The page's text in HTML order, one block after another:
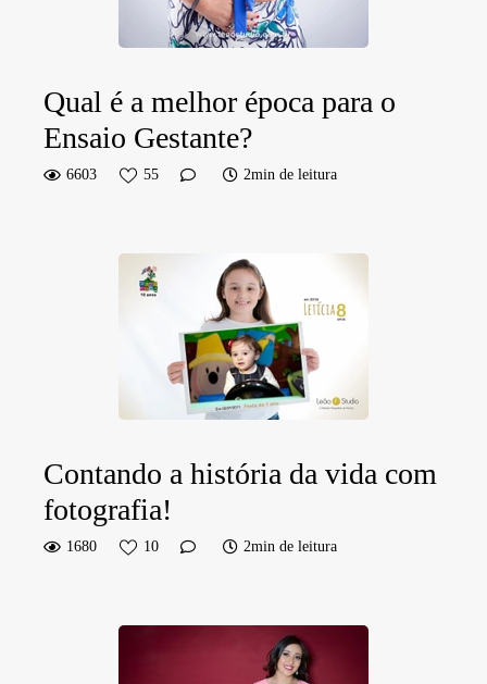
Qual é a melhor época para o
Ensaio Gestante?
6603 55 2min de leitura
Contando a história da vida com
fotografia!
1680 10 2min de leitura